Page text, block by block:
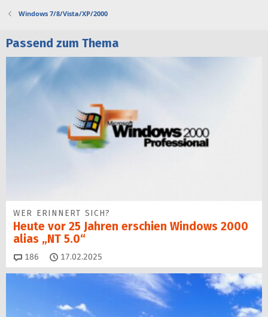
Windows 7/8/Vista/XP/2000
Passend zum Thema
WER ERINNERT SICH?
Heute vor 25 Jahren erschien Windows 2000
alias „NT 5.0“
186 Kommentare
17.02.2025